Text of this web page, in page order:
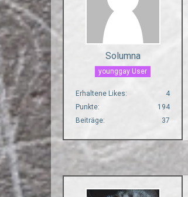
Solumna
younggay User
Erhaltene Likes
4
Punkte
194
Beiträge
37